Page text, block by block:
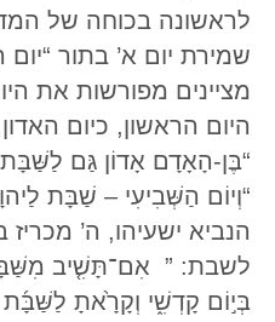
לראשונה בכוחה של
שמירת יום א’ בתור
מציינים מפורשות את
היום הראשון, כיום
“בֶּן-הָאָדָם אָדוֹן גַּם
“וְיוֹם הַשְּׁבִיעִי – שַׁבָּת
הנביא ישעיהו, ה’
לשבת: ” אִם־תָּשִׁ֤יב
בְּי֣וֹם קָדְשִׁ֑י וְקָרָ֙אתָ לַשַּׁבָּ֜ת